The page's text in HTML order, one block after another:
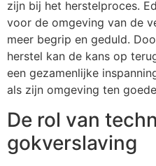
zijn bij het herstelproces.
voor de omgeving van de
meer begrip en geduld.
herstel kan de kans op
een gezamenlijke
als zijn omgeving ten
De rol van
gokverslaving